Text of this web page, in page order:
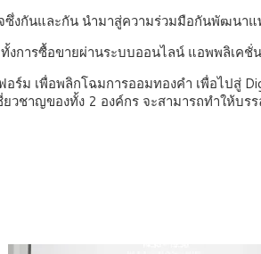
ซึ่งกันและกัน นำมาสู่ความร่วมมือกันพัฒนา
การซื้อขายผ่านระบบออนไลน์ แอพพลิเคชั่
ม เพื่อพลิกโฉมการออมทองคำ เพื่อไปสู่
วชาญของทั้ง 2 องค์กร จะสามารถทำให้บ